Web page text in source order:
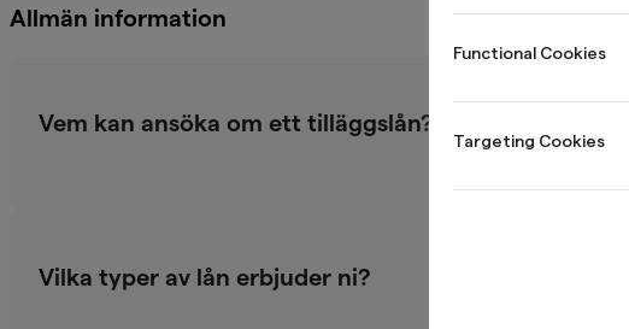
Allmän information
Vem kan ansöka om ett tilläggslån?
Vilka typer av lån erbjuder ni?
Functional Cookies
Targeting Cookies